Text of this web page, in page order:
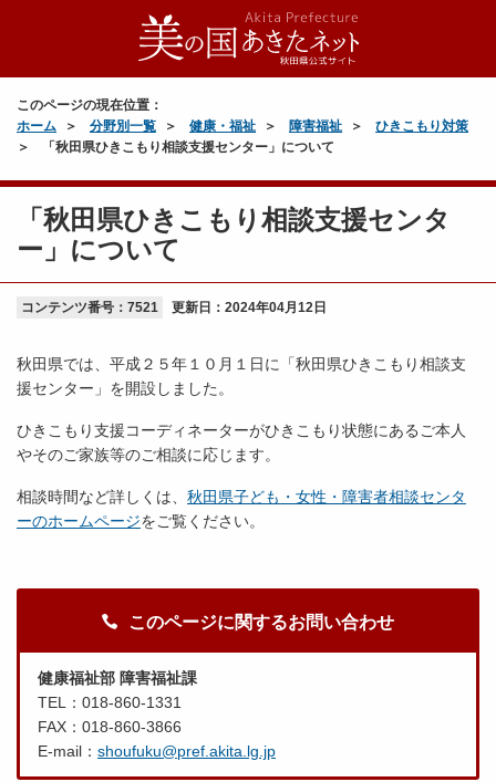
このページの現在位置：
ホーム
分野別一覧 健康・福祉 障害福祉
ひきこもり対策
「秋田県ひきこもり相談支援センター」について
「秋田県ひきこもり相談支援センタ
ー」について
コンテンツ番号：7521 更新日： 2024年04月12日
秋田県では、平成２５年１０月１日に「秋田県ひきこもり相談支
援センター」を開設しました。
ひきこもり支援コーディネーターがひきこもり状態にあるご本人
やそのご家族等のご相談に応じます。
相談時間など詳しくは、 秋田県子ども・女性・障害者相談センタ
ーのホームページをご覧ください。
このページに関するお問い合わせ
健康福祉部 障害福祉課
TEL：018-860-1331
FAX：018-860-3866
E-mail： shoufuku@pref.akita.lg.jp